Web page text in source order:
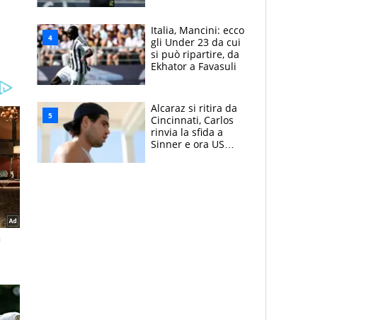
Italia, Mancini: ecco
gli Under 23 da cui
si può ripartire, da
Ekhator a Favasuli
Alcaraz si ritira da
Cincinnati, Carlos
rinvia la sfida a
Sinner e ora US